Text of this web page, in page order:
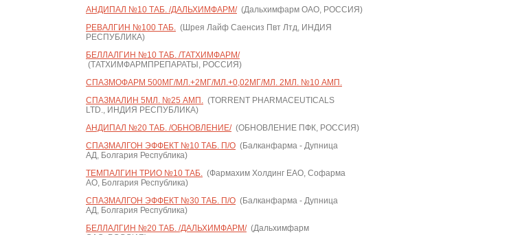
АНДИПАЛ №10 ТАБ. /ДАЛЬХИМФАРМ/(Дальхимфарм ОАО, РОССИЯ)
РЕВАЛГИН №100 ТАБ. (Шрея Лайф Саенсиз Пвт Лтд, ИНДИЯ
РЕСПУБЛИКА)
БЕЛЛАЛГИН №10 ТАБ. /ТАТХИМФАРМ/
(ТАТХИМФАРМПРЕПАРАТЫ, РОССИЯ)
СПАЗМОФАРМ 500МГ/МЛ.+2МГ/МЛ.+0,02МГ/МЛ. 2МЛ. №10 АМП.
СПАЗМАЛИН 5МЛ. №25 АМП. (TORRENT PHARMACEUTICALS
LTD., ИНДИЯ РЕСПУБЛИКА)
АНДИПАЛ №20 ТАБ. /ОБНОВЛЕНИЕ/(ОБНОВЛЕНИЕ ПФК, РОССИЯ)
СПАЗМАЛГОН ЭФФЕКТ №10 ТАБ. П/О (Балканфарма - Дупница
АД, Болгария Республика)
ТЕМПАЛГИН ТРИО №10 ТАБ. (Фармахим Холдинг ЕАО, Софарма
АО, Болгария Республика)
СПАЗМАЛГОН ЭФФЕКТ №30 ТАБ. П/О (Балканфарма - Дупница
АД, Болгария Республика)
БЕЛЛАЛГИН №20 ТАБ. /ДАЛЬХИМФАРМ/(Дальхимфарм